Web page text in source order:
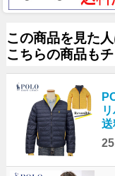
この商品を見た人
こちらの商品も
送